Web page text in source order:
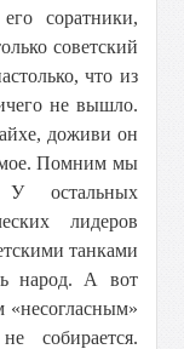
соратники,
советский
что из
не вышло.
доживи он
Помним мы
остальных
лидеров
танками
народ. А вот
«несогласным»
собирается.